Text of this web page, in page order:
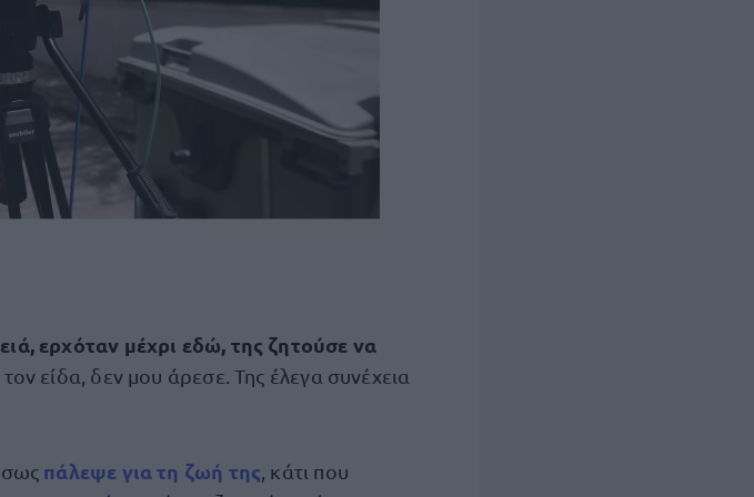
ερχόταν μέχρι εδώ, της ζητούσε να
είδα, δεν μου άρεσε. Της έλεγα συνέχεια
πάλεψε για τη ζωή της , κάτι που